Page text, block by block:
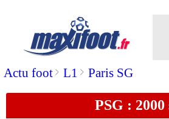
Actu foot> L1 > Paris SG
PSG :
: la grosse
09/03 Liverpool: aucune
09/03 Barça : Flick et
: les conseils